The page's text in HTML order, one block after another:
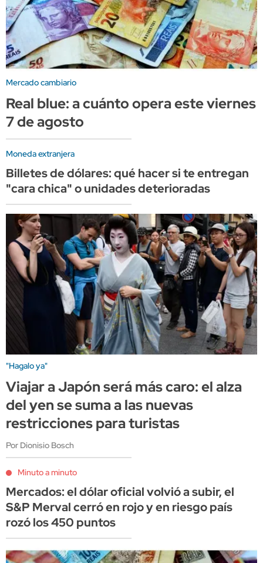
Mercado cambiario
Real blue: a cuánto opera este viernes
7 de agosto
Moneda extranjera
Billetes de dólares: qué hacer si te entregan
"cara chica" o unidades deterioradas
"Hagalo ya"
Viajar a Japón será más caro: el alza
del yen se suma a las nuevas
restricciones para turistas
Por Dionisio Bosch
Minuto a minuto
Mercados: el dólar oficial volvió a subir, el
S&P Merval cerró en rojo y en riesgo país
rozó los 450 puntos